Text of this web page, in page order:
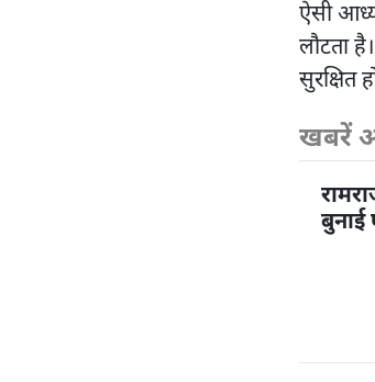
ऐसी
लौटता
सुरक्षित
खबरें
बुनाई